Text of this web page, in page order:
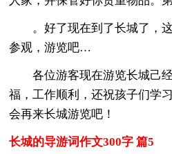
。好了现在到了长城了，这
参观，游览吧…
各位游客现在游览长城己经
福，工作顺利，还祝孩子们学
会再来长城游览吧！
长城的导游词作文300字 篇5